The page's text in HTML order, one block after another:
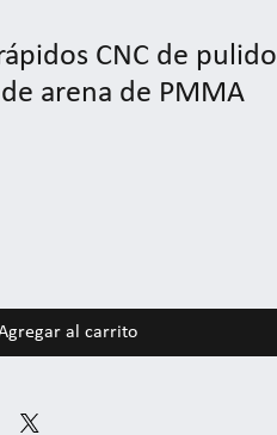
CNC de pulido
arena de PMMA
al carrito